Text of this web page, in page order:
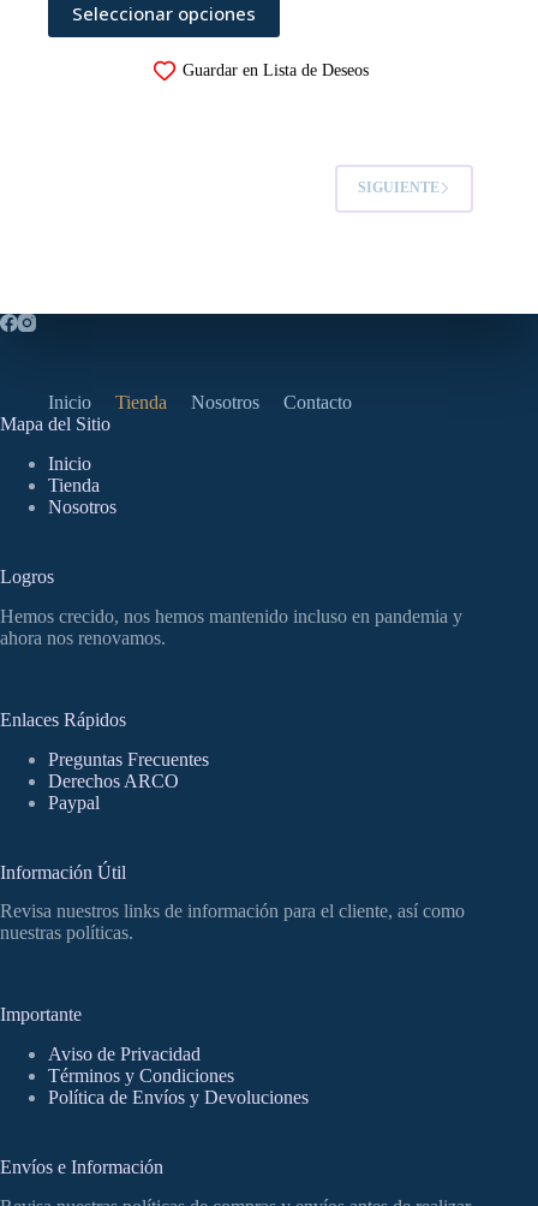
Seleccionar opciones
producto
tiene
Guardar en Lista de Deseos
SIGUIENTE
Inicio Tienda Nosotros
Contacto
Mapa del Sitio
Inicio
Tienda
Nosotros
Logros
Hemos crecido, nos hemos mantenido incluso en pandemia y
ahora nos renovamos.
Enlaces Rápidos
Preguntas Frecuentes
Derechos ARCO
Paypal
Información Útil
Revisa nuestros links de información para el cliente, así como
nuestras políticas.
Importante
Aviso de Privacidad
Términos y Condiciones
Política de Envíos y Devoluciones
Envíos e Información